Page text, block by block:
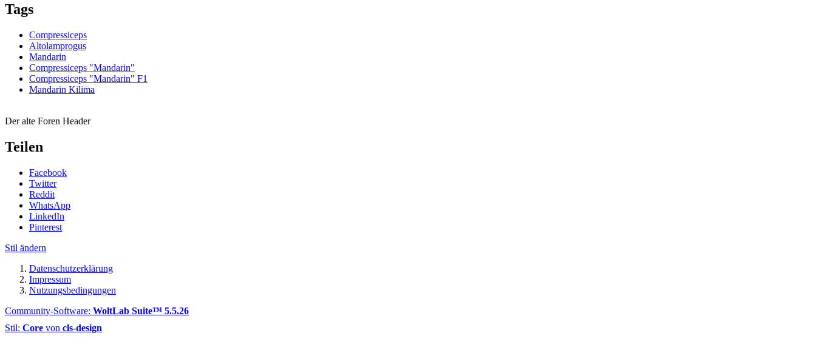
Tags
Compressiceps
Altolamprogus
Mandarin
Compressiceps "Mandarin"
Compressiceps "Mandarin" F1
Mandarin Kilima
Der alte Foren Header
Teilen
Facebook
Twitter
Reddit
WhatsApp
LinkedIn
Pinterest
Stil ändern
Datenschutzerklärung
Impressum
Nutzungsbedingungen
Community-Software: WoltLab Suite™ 5.5.26
Stil: Core von cls-design